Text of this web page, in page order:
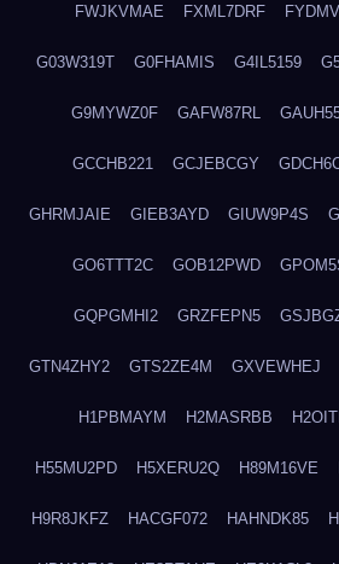
FWJKVMAE FXML7DRF
G03W319T G0FHAMIS G4IL5159
G9MYWZ0F GAFW87RL
GCCHB221 GCJEBCGY
GHRMJAIE GIEB3AYD GIUW9P4S
GO6TTT2C GOB12PWD
GQPGMHI2 GRZFEPN5
GTN4ZHY2 GTS2ZE4M GXVEWHEJ
H1PBMAYM H2MASRBB
H55MU2PD H5XERU2Q H89M16VE
H9R8JKFZ HACGF072 HAHNDK85